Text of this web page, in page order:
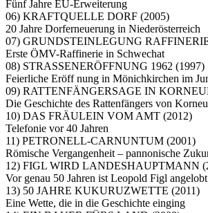
Fünf Jahre EU-Erweiterung
06) KRAFTQUELLE DORF (2005)
20 Jahre Dorferneuerung in Niederösterreich
07) GRUNDSTEINLEGUNG
Erste ÖMV-Raffinerie in Schwechat
08) STRASSENERÖFFNUNG 1962 (1997)
Feierliche Eröff nung in Mönichkirchen im
09) RATTENFÄNGERSAGE IN
Die Geschichte des Rattenfängers von
10) DAS FRÄULEIN VOM AMT (2012)
Telefonie vor 40 Jahren
11) PETRONELL-CARNUNTUM (2001)
Römische Vergangenheit – pannonische
12) FIGL WIRD LANDESHAUPTMANN
Vor genau 50 Jahren ist Leopold Figl
13) 50 JAHRE KUKURUZWETTE (2011)
Eine Wette, die in die Geschichte einging